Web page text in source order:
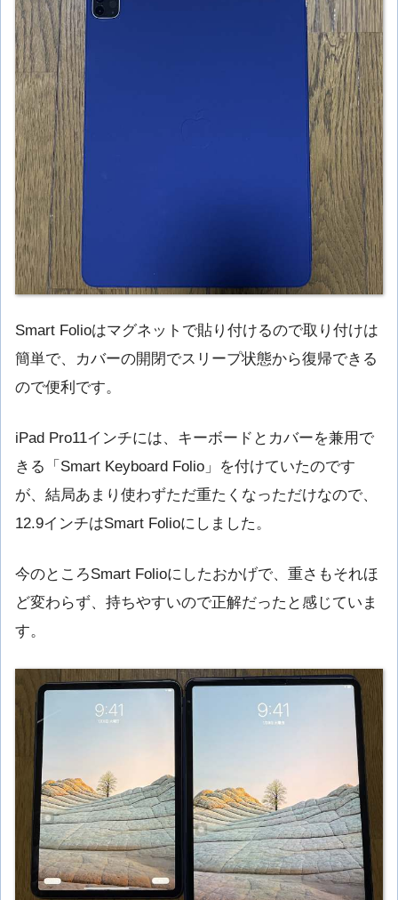
Smart Folioはマグネットで貼り付けるので取り付けは
簡単で、カバーの開閉でスリープ状態から復帰できる
ので便利です。
iPad Pro11インチには、キーボードとカバーを兼用で
きる「Smart Keyboard Folio」を付けていたのです
が、結局あまり使わずただ重たくなっただけなので、
12.9インチはSmart Folioにしました。
今のところSmart Folioにしたおかげで、重さもそれほ
ど変わらず、持ちやすいので正解だったと感じていま
す。